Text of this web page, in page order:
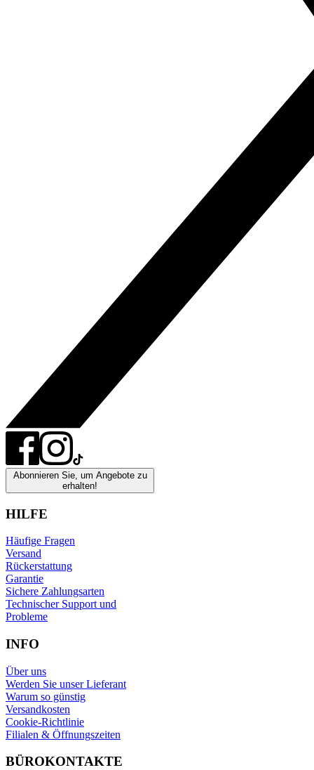
Abonnieren Sie, um Angebote zu
erhalten!
HILFE
Häufige Fragen
Versand
Rückerstattung
Garantie
Sichere Zahlungsarten
Technischer Support und
Probleme
INFO
Über uns
Werden Sie unser Lieferant
Warum so günstig
Versandkosten
Cookie-Richtlinie
Filialen & Öffnungszeiten
BÜROKONTAKTE